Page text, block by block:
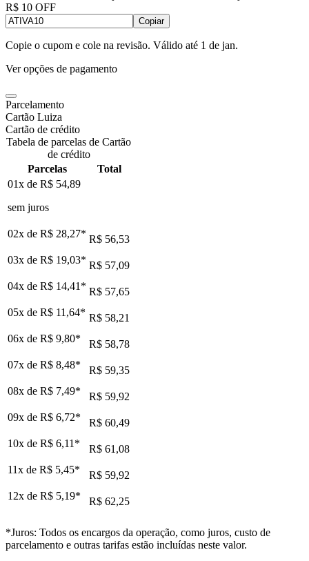
R$ 10 OFF
Copiar
Copie o cupom e cole na revisão. Válido até 1 de jan.
Ver opções de pagamento
Parcelamento
Cartão Luiza
Cartão de crédito
Tabela de parcelas de Cartão
de crédito
Parcelas
Total
01x de R$ 54,89
sem juros
02x de R$ 28,27* R$ 56,53
03x de R$ 19,03* R$ 57,09
04x de R$ 14,41 * R$ 57,65
05x de R$ 11,64* R$ 58,21
06x de R$ 9,80*
R$ 58,78
07x de R$ 8,48*
R$ 59,35
08x de R$ 7,49*
R$ 59,92
09x de R$ 6,72*
R$ 60,49
10x de R$ 6,11 *
R$ 61,08
11x de R$ 5,45*
R$ 59,92
12x de R$ 5,19* R$ 62,25
*Juros: Todos os encargos da operação, como juros, custo de
parcelamento e outras tarifas estão incluídas neste valor.